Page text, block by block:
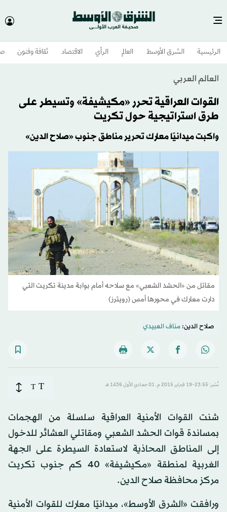
الرئيسية الشرق الأوسط​ العالم الرأي الاقتصاد ثقافة وفنون
العالم العربي
القوات العراقية تحرر «مكيشيفة» وتسيطر على
طرق استراتيجية حول تكريت
واكبت ميدانيًا معارك تحرير مناطق جنوب «صلاح الدين»
مقاتل من «الحشد الشعبي» مع سلاحه أمام بوابة مدينة تكريت التي
دارت معارك في محورها أمس (رويترز)
صلاح الدين:مناف العبيدي
نُشر: 23:55-19 فبراير 2015 م ـ 01 جمادي الأول 1436 هـ T
T
شنت القوات الأمنية العراقية سلسلة من الهجمات
بمساندة قوات الحشد الشعبي ومقاتلي العشائر للدخول
إلى المناطق المحاذية لاستعادة السيطرة على الجهة
الغربية لمنطقة «مكيشيفة» 40 كم جنوب تكريت
مركز محافظة صلاح الدين.
ورافقت «الشرق الأوسط»، ميدانيًا معارك للقوات الأمنية